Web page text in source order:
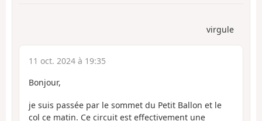
virgule
11 oct. 2024 à 19:35
Bonjour,
je suis passée par le sommet du Petit Ballon et le
col ce matin. Ce circuit est effectivement une